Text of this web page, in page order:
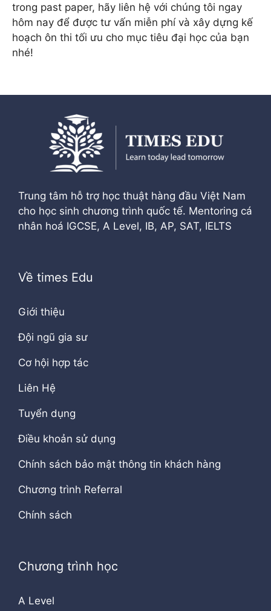
trong past paper, hãy liên hệ với chúng tôi ngay
hôm nay để được tư vấn miễn phí và xây dựng kế
hoạch ôn thi tối ưu cho mục tiêu đại học của bạn
nhé!
Trung tâm hỗ trợ học thuật hàng đầu Việt Nam
cho học sinh chương trình quốc tế. Mentoring cá
nhân hoá IGCSE, A Level, IB, AP, SAT, IELTS
Về times Edu
Giới thiệu
Đội ngũ gia sư
Cơ hội hợp tác
Liên Hệ
Tuyển dụng
Điều khoản sử dụng
Chính sách bảo mật thông tin khách hàng
Chương trình Referral
Chính sách
Chương trình học
A Level